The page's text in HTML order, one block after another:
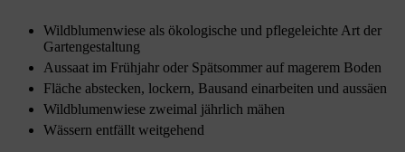
Wildblumenwiese als ökologische und pflegeleichte Art der
Gartengestaltung
Aussaat im Frühjahr oder Spätsommer auf magerem Boden
Fläche abstecken, lockern, Bausand einarbeiten und aussäen
Wildblumenwiese zweimal jährlich mähen
Wässern entfällt weitgehend